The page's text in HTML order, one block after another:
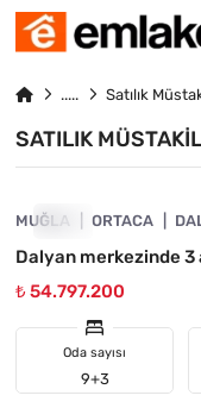
Satılık
SATILIK
ACIL
MUĞLA ORTACA
Dalyan merkezinde 3
₺ 54.797.200
Oda sayısı
9+3